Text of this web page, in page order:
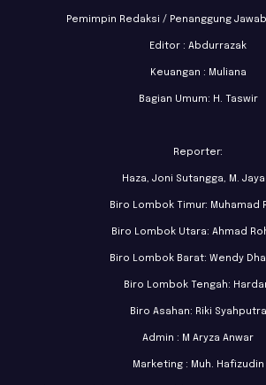
Pemimpin Redaksi / Penanggung
Editor : Abdurrazak
Keuangan : Muliana
Bagian Umum: H. Taswir
Reporter:
Haza, Joni Sutangga, M.
Biro Lombok Timur: Muhamad
Biro Lombok Utara: Ahmad
Biro Lombok Barat: Wendy
Biro Lombok Tengah:
Biro Asahan: Riki Syahputra
Admin : M Aryza Anwar
Marketing : Muh. Hafizudin